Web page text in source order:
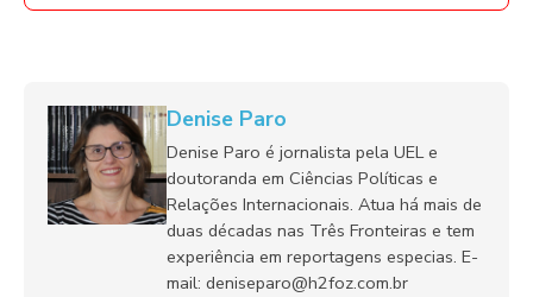
Denise Paro
Denise Paro é jornalista pela UEL e
doutoranda em Ciências Políticas e
Relações Internacionais. Atua há mais de
duas décadas nas Três Fronteiras e tem
experiência em reportagens especias. E-
mail: deniseparo@h2foz.com.br